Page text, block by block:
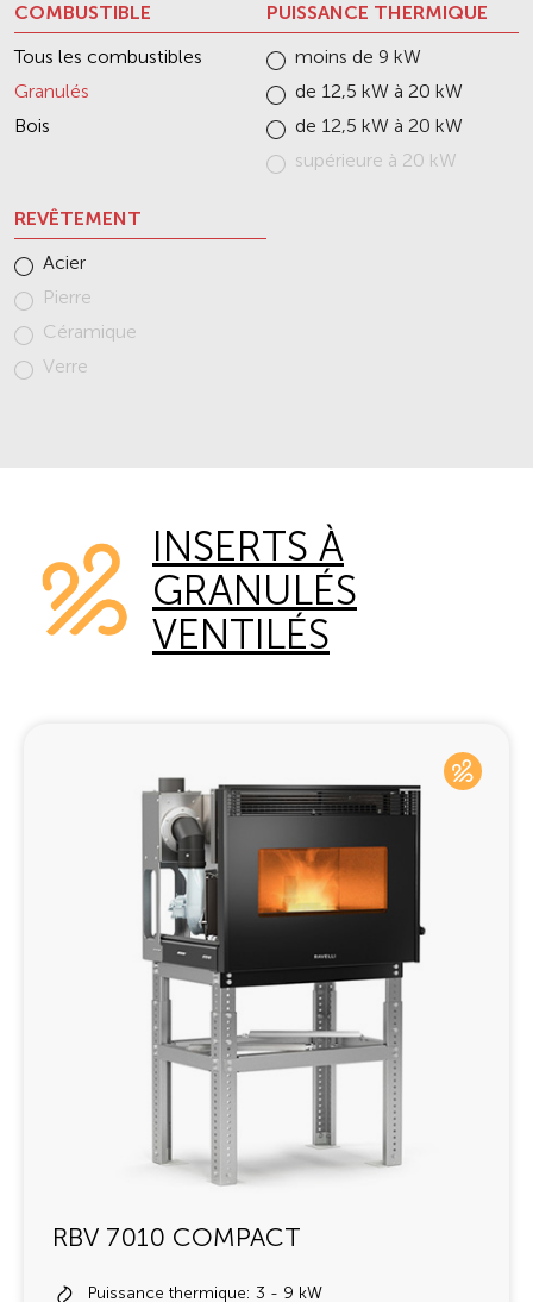
COMBUSTIBLE
Tous les combustibles
Granulés
Bois
PUISSANCE THERMIQUE
moins de 9 kW
de 12,5 kW à 20 kW
de 12,5 kW à 20 kW
supérieure à 20 kW
REVÊTEMENT
Acier
Pierre
Céramique
Verre
INSERTS À
GRANULÉS
VENTILÉS
RBV 7010 COMPACT
Puissance thermique: 3 - 9 kW